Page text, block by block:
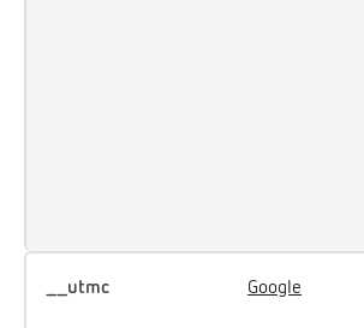
__utmc Google